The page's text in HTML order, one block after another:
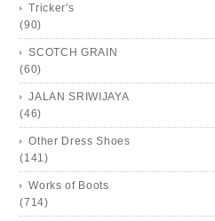
Tricker's
(90)
SCOTCH GRAIN
(60)
JALAN SRIWIJAYA
(46)
Other Dress Shoes
(141)
Works of Boots
(714)